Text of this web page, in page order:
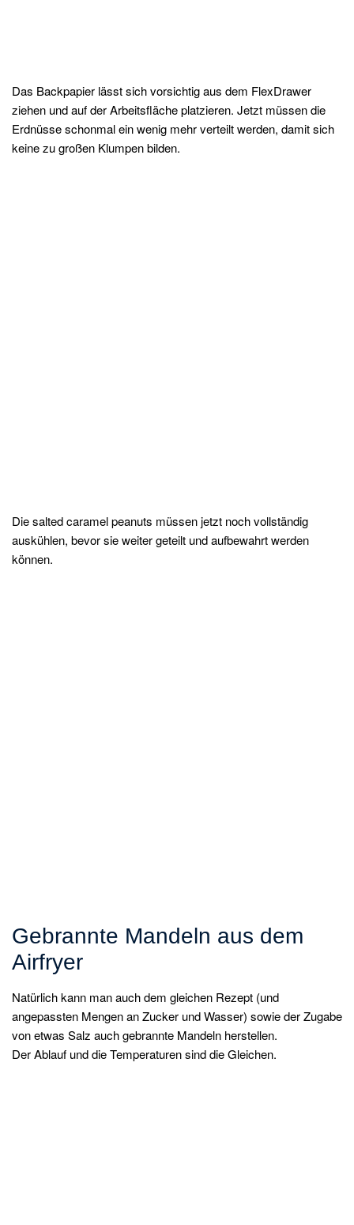
Das Backpapier lässt sich vorsichtig aus dem FlexDrawer
ziehen und auf der Arbeitsfläche platzieren. Jetzt müssen die
Erdnüsse schonmal ein wenig mehr verteilt werden, damit sich
keine zu großen Klumpen bilden.
Die salted caramel peanuts müssen jetzt noch vollständig
auskühlen, bevor sie weiter geteilt und aufbewahrt werden
können.
Gebrannte Mandeln aus dem
Airfryer
Natürlich kann man auch dem gleichen Rezept (und
angepassten Mengen an Zucker und Wasser) sowie der Zugabe
von etwas Salz auch gebrannte Mandeln herstellen.
Der Ablauf und die Temperaturen sind die Gleichen.